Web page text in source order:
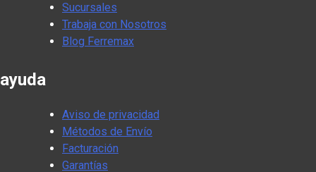
Sucursales
Trabaja con Nosotros
Blog Ferremax
ayuda
Aviso de privacidad
Métodos de Envío
Facturación
Garantías